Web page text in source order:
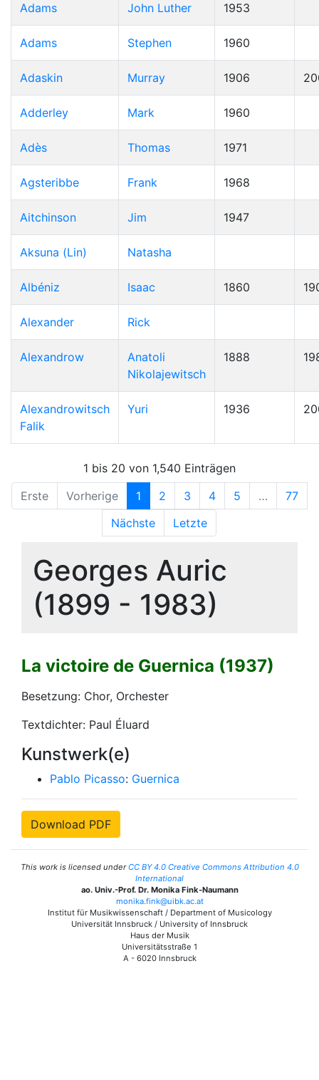
Adams John Luther 1953
Adams Stephen 1960
Adaskin Murray 1906
Adderley Mark 1960
Adès Thomas 1971
Agsteribbe Frank 1968
Aitchinson Jim 1947
Aksuna (Lin) Natasha
Albéniz Isaac 1860
Alexander Rick
Alexandrow
Anatoli
Nikolajewitsch
1888
Alexandrowitsch
Falik
Yuri 1936
1 bis 20 von 1,540 Einträgen
Erste
Vorherige 1 2 3 4 5 …
77
Nächste
Letzte
Georges Auric
(1899 - 1983)
La victoire de Guernica (1937)
Besetzung: Chor, Orchester
Textdichter: Paul Éluard
Kunstwerk(e)
Pablo Picasso: Guernica
Download PDF
This work is licensed underCC BY 4.0 Creative Commons Attribution 4.0
International
ao. Univ.-Prof. Dr. Monika Fink-Naumann
monika.fink@uibk.ac.at
Institut für Musikwissenschaft / Department of Musicology
Universität Innsbruck / University of Innsbruck
Haus der Musik
Universitätsstraße 1
A - 6020 Innsbruck